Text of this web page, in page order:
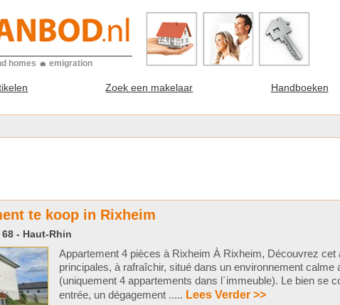
homes emigration
Zoek een makelaar Handboeken
te koop in Rixheim
- Haut-Rhin
Appartement 4 pièces à Rixheim À Rixheim, Découvrez cet
principales, à rafraîchir, situé dans un environnement calme
(uniquement 4 appartements dans l`immeuble). Le bien se
entrée, un dégagement ..... Lees Verder >>